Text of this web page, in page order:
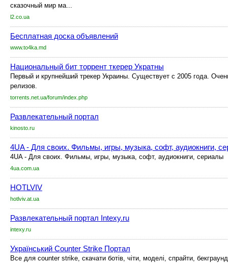
сказочный мир ма...
l2.co.ua
Бесплатная доска объявлений
www.to4ka.md
Национальный бит торрент ткерер Укратны
Первый и крупнейший трекер Украины. Существует с 2005 года.
релизов.
torrents.net.ua/forum/index.php
Развлекательный портал
kinosto.ru
4UA - Для своих. Фильмы, игры, музыка, софт, аудиокниги,
4UA - Для своих. Фильмы, игры, музыка, софт, аудиокниги, сериалы
4ua.com.ua
HOTLVIV
hotlviv.at.ua
Развлекательный портал Intexy.ru
intexy.ru
Український Counter Strike Портал
Все для counter strike, скачати ботів, чіти, моделі, спрайти,